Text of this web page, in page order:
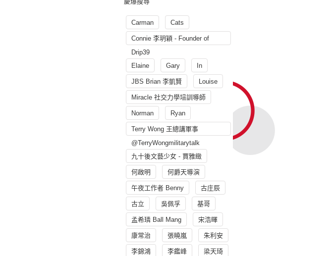
Carman Cats
Connie 李玥穎 - Founder of
Drip39
Elaine
Gary In
JBS Brian 李凱賢 Louise
Miracle 社交力學培訓導師
Norman Ryan
Terry Wong 王總講軍事
@TerryWongmilitarytalk
九十後文藝少女 - 賈雅緻
何啟明 何爵天導演
午夜工作者 Benny 古庄辰
古立 吳佩孚 基哥
孟希璘 Ball Mang 宋浩暉
康常治 張曉嵐 朱利安
李錦鴻 李鑑峰 梁天琦